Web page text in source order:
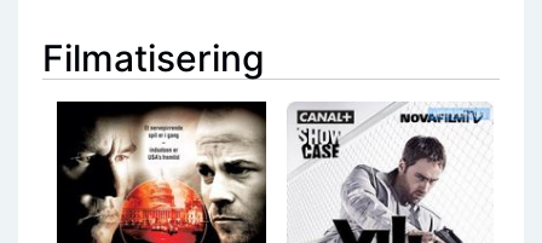
Filmatisering